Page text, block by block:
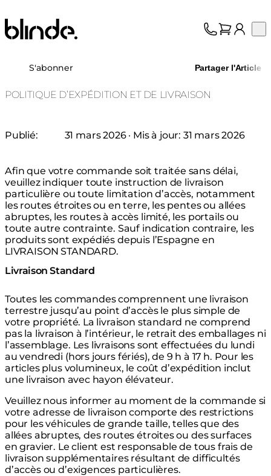
Blinde Design
À propos
Assistance
Professionnels
S'abonner Partager l'Article
POLITIQUE D’EXPÉDITION ET DE LIVRAISON
Publié: 31 mars 2026· Mis à jour: 31 mars 2026
Afin que votre commande soit traitée sans délai,
veuillez indiquer toute instruction de livraison
particulière ou toute limitation d’accès, notamment
les routes étroites ou en terre, les pentes ou allées
abruptes, les routes à accès limité, les portails ou
toute autre contrainte. Sauf indication contraire, les
produits sont expédiés depuis l’Espagne en
LIVRAISON STANDARD.
Livraison Standard
Toutes les commandes comprennent une livraison
terrestre jusqu’au point d’accès le plus simple de
votre propriété. La livraison standard ne comprend
pas la livraison à l’intérieur, le retrait des emballages ni
l’assemblage. Les livraisons sont effectuées du lundi
au vendredi (hors jours fériés), de 9 h à 17 h. Pour les
articles plus volumineux, le coût d’expédition inclut
une livraison avec hayon élévateur.
Veuillez nous informer au moment de la commande si
votre adresse de livraison comporte des restrictions
pour les véhicules de grande taille, telles que des
allées abruptes, des routes étroites ou des surfaces
en gravier. Le client est responsable de tous frais de
livraison supplémentaires résultant de difficultés
d’accès ou d’exigences particulières.